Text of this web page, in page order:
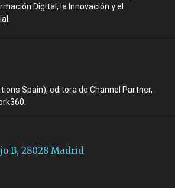
Digital, la Innovación y el
Spain), editora de Channel Partner,
B, 28028 Madrid